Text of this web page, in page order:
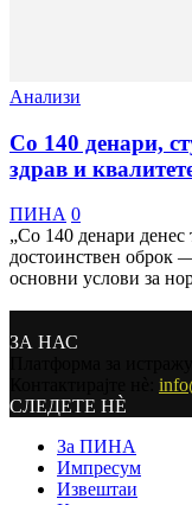
Анализи
Со 140 денари,
здрав и
ПИНА 0
„Со 140 денари денес
достоинствен оброк
основни услови за
ЗА НАС
СЛЕДЕТЕ НЀ
За ПИНА
Импресум
Извештаи